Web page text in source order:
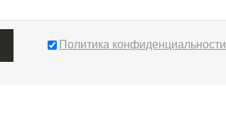
Политика конфиденциальности